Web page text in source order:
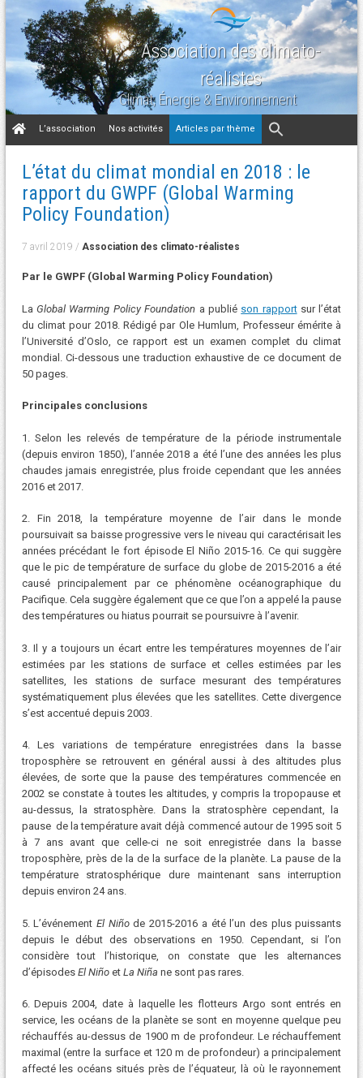
Association des climato-
réalistes
Climat, Énergie & Environnement
Aller
au
L’association Nos activités Articles par thème
L’état du climat mondial en 2018 : le
rapport du GWPF (Global Warming
Policy Foundation)
7 avril 2019 / Association des climato-réalistes
Par le GWPF (Global Warming Policy Foundation)
LaGlobal Warming Policy Foundation a publié son rapportsur l’état
du climat pour 2018. Rédigé par Ole Humlum, Professeur émérite à
l’Université d’Oslo, ce rapport est un examen complet du climat
mondial. Ci-dessous une traduction exhaustive de ce document de
50 pages.
Principales conclusions
1. Selon les relevés de température de la période instrumentale
(depuis environ 1850), l’année 2018 a été l’une des années les plus
chaudes jamais enregistrée, plus froide cependant que les années
2016 et 2017.
2. Fin 2018, la température moyenne de l’air dans le monde
poursuivait sa baisse progressive vers le niveau qui caractérisait les
années précédant le fort épisode El Niño 2015-16. Ce qui suggère
que le pic de température de surface du globe de 2015-2016 a été
causé principalement par ce phénomène océanographique du
Pacifique. Cela suggère également que ce que l’on a appelé la pause
des températures ou hiatus pourrait se poursuivre à l’avenir.
3. Il y a toujours un écart entre les températures moyennes de l’air
estimées par les stations de surface et celles estimées par les
satellites, les stations de surface mesurant des températures
systématiquement plus élevées que les satellites. Cette divergence
s’est accentué depuis 2003.
4. Les variations de température enregistrées dans la basse
troposphère se retrouvent en général aussi à des altitudes plus
élevées, de sorte que la pause des températures commencée en
2002 se constate à toutes les altitudes, y compris la tropopause et
au-dessus, la stratosphère. Dans la stratosphère cependant, la
pause de la température avait déjà commencé autour de 1995 soit 5
à 7 ans avant que celle-ci ne soit enregistrée dans la basse
troposphère, près de la de la surface de la planète. La pause de la
température stratosphérique dure maintenant sans interruption
depuis environ 24 ans.
5. L’événementEl Niñode 2015-2016 a été l’un des plus puissants
depuis le début des observations en 1950. Cependant, si l’on
considère tout l’historique, on constate que les alternances
d’épisodesEl Niñoet La Niña ne sont pas rares.
6. Depuis 2004, date à laquelle les flotteurs Argo sont entrés en
service, les océans de la planète se sont en moyenne quelque peu
réchauffés au-dessus de 1900 m de profondeur. Le réchauffement
maximal (entre la surface et 120 m de profondeur) a principalement
affecté les océans situés près de l’équateur, là où le rayonnement